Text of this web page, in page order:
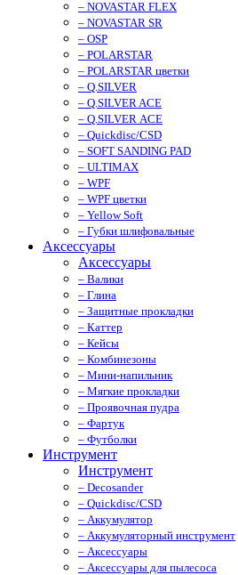
– NOVASTAR FLEX
– NOVASTAR SR
– OSP
– POLARSTAR
– POLARSTAR цветки
– Q.SILVER
– Q.SILVER ACE
– Q.SILVER ACE
– Quickdisc/CSD
– SOFT SANDING PAD
– ULTIMAX
– WPF
– WPF цветки
– Yellow Soft
– Губки шлифовальные
Аксессуары
Аксессуары
– Валики
– Глина
– Защитные прокладки
– Каттер
– Кейсы
– Комбинезоны
– Мини-напильник
– Мягкие прокладки
– Проявочная пудра
– Фартук
– Футболки
Инструмент
Инструмент
– Decosander
– Quickdisc/CSD
– Аккумулятор
– Аккумуляторный инструмент
– Аксессуары
– Аксессуары для пылесоса